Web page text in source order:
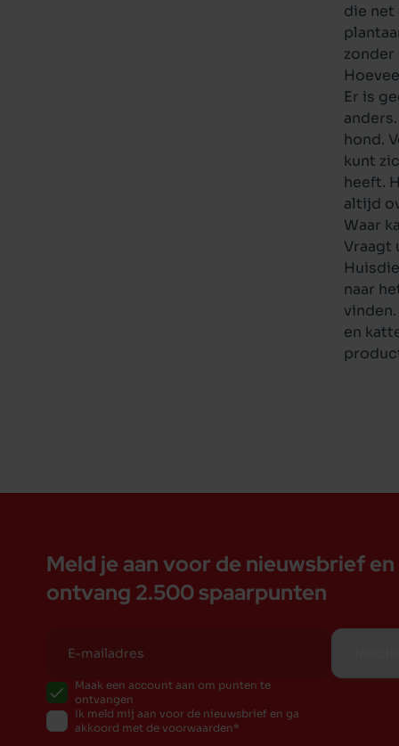
die net
zonder
Er is
hond.
kunt
heeft.
altijd
Waar
Vraagt
naar
en
Meld je aan voor de nieuwsbrief en
ontvang 2.500 spaarpunten
Maak een account aan om punten te
ontvangen
Ik meld mij aan voor de nieuwsbrief en ga
akkoord met de voorwaarden